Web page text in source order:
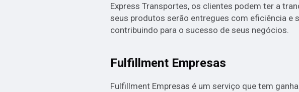
Express Transportes, os clientes podem ter a
seus produtos serão entregues com eficiência e
contribuindo para o sucesso de seus negócios.
Fulfillment Empresas
Fulfillment Empresas é um serviço que tem